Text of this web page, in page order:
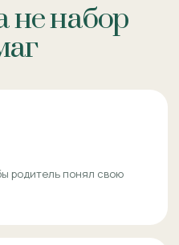
не набор
родитель понял свою